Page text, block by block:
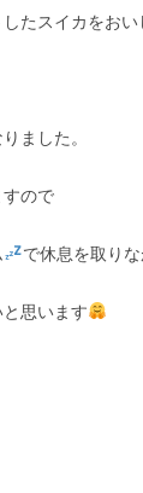
たスイカをお
ました。
ので
で休息を取り
思います